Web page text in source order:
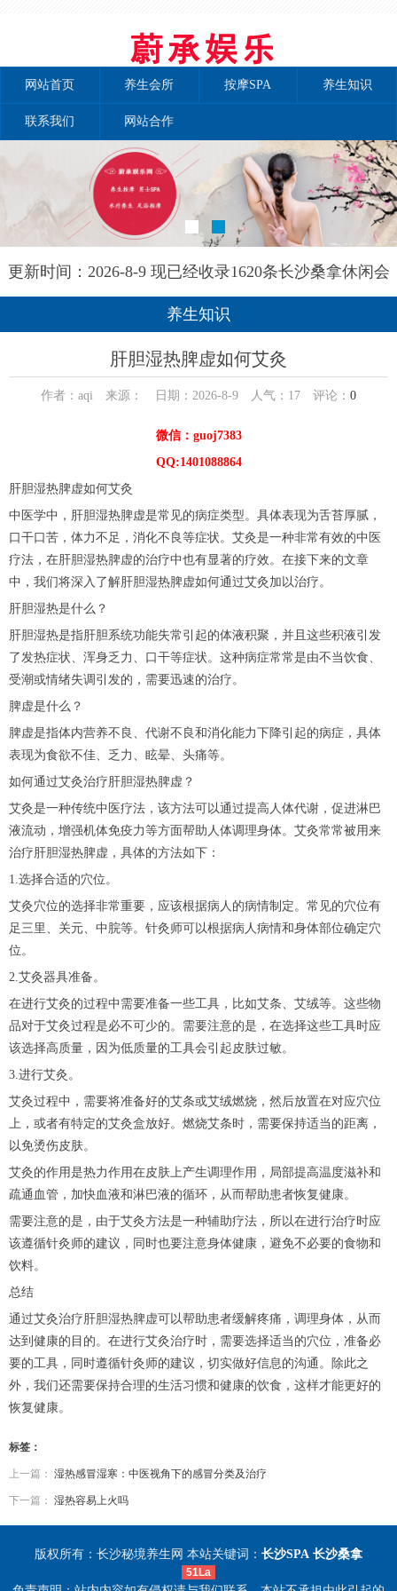
网站首页 养生会所 按摩SPA 养生知识
联系我们 网站合作
更新时间：2026-8-9 现已经收录1620条长沙桑拿休闲会
所-长沙秘境养生网信息
养生知识
肝胆湿热脾虚如何艾灸
作者：aqi 来源： 日期：2026-8-9 人气： 17 评论： 0
微信：guoj7383
QQ:1401088864
肝胆湿热脾虚如何艾灸
中医学中，肝胆湿热脾虚是常见的病症类型。具体表现为舌苔厚腻，
口干口苦，体力不足，消化不良等症状。艾灸是一种非常有效的中医
疗法，在肝胆湿热脾虚的治疗中也有显著的疗效。在接下来的文章
中，我们将深入了解肝胆湿热脾虚如何通过艾灸加以治疗。
肝胆湿热是什么？
肝胆湿热是指肝胆系统功能失常引起的体液积聚，并且这些积液引发
了发热症状、浑身乏力、口干等症状。这种病症常常是由不当饮食、
受潮或情绪失调引发的，需要迅速的治疗。
脾虚是什么？
脾虚是指体内营养不良、代谢不良和消化能力下降引起的病症，具体
表现为食欲不佳、乏力、眩晕、头痛等。
如何通过艾灸治疗肝胆湿热脾虚？
艾灸是一种传统中医疗法，该方法可以通过提高人体代谢，促进淋巴
液流动，增强机体免疫力等方面帮助人体调理身体。艾灸常常被用来
治疗肝胆湿热脾虚，具体的方法如下：
1.选择合适的穴位。
艾灸穴位的选择非常重要，应该根据病人的病情制定。常见的穴位有
足三里、关元、中脘等。针灸师可以根据病人病情和身体部位确定穴
位。
2.艾灸器具准备。
在进行艾灸的过程中需要准备一些工具，比如艾条、艾绒等。这些物
品对于艾灸过程是必不可少的。需要注意的是，在选择这些工具时应
该选择高质量，因为低质量的工具会引起皮肤过敏。
3.进行艾灸。
艾灸过程中，需要将准备好的艾条或艾绒燃烧，然后放置在对应穴位
上，或者有特定的艾灸盒放好。燃烧艾条时，需要保持适当的距离，
以免烫伤皮肤。
艾灸的作用是热力作用在皮肤上产生调理作用，局部提高温度滋补和
疏通血管，加快血液和淋巴液的循环，从而帮助患者恢复健康。
需要注意的是，由于艾灸方法是一种辅助疗法，所以在进行治疗时应
该遵循针灸师的建议，同时也要注意身体健康，避免不必要的食物和
饮料。
总结
通过艾灸治疗肝胆湿热脾虚可以帮助患者缓解疼痛，调理身体，从而
达到健康的目的。在进行艾灸治疗时，需要选择适当的穴位，准备必
要的工具，同时遵循针灸师的建议，切实做好信息的沟通。除此之
外，我们还需要保持合理的生活习惯和健康的饮食，这样才能更好的
恢复健康。
标签：
上一篇： 湿热感冒湿寒：中医视角下的感冒分类及治疗
下一篇： 湿热容易上火吗
版权所有：长沙秘境养生网 本站关键词： 长沙SPA 长沙桑拿
51La